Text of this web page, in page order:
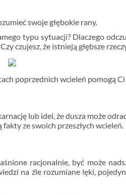
swoje głębokie rany.
typu sytuacji? Dlaczego
czujesz, że istnieją głębsze
poprzednich wcieleń pomogą
lub idei, że dusza może
ze swoich przeszłych wcieleń.
racjonalnie, być może
na źle rozumiane lęki,